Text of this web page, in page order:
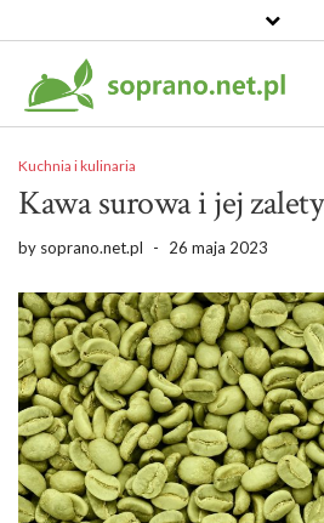
Kuchnia i kulinaria
Kawa surowa i jej zalety
by soprano.net.pl - 26 maja 2023